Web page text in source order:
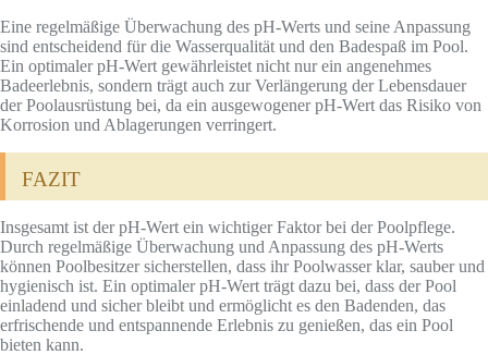
Eine regelmäßige Überwachung des pH-Werts und seine Anpassung
sind entscheidend für die Wasserqualität und den Badespaß im Pool.
Ein optimaler pH-Wert gewährleistet nicht nur ein angenehmes
Badeerlebnis, sondern trägt auch zur Verlängerung der Lebensdauer
der Poolausrüstung bei, da ein ausgewogener pH-Wert das Risiko von
Korrosion und Ablagerungen verringert.
FAZIT
Insgesamt ist der pH-Wert ein wichtiger Faktor bei der Poolpflege.
Durch regelmäßige Überwachung und Anpassung des pH-Werts
können Poolbesitzer sicherstellen, dass ihr Poolwasser klar, sauber und
hygienisch ist. Ein optimaler pH-Wert trägt dazu bei, dass der Pool
einladend und sicher bleibt und ermöglicht es den Badenden, das
erfrischende und entspannende Erlebnis zu genießen, das ein Pool
bieten kann.